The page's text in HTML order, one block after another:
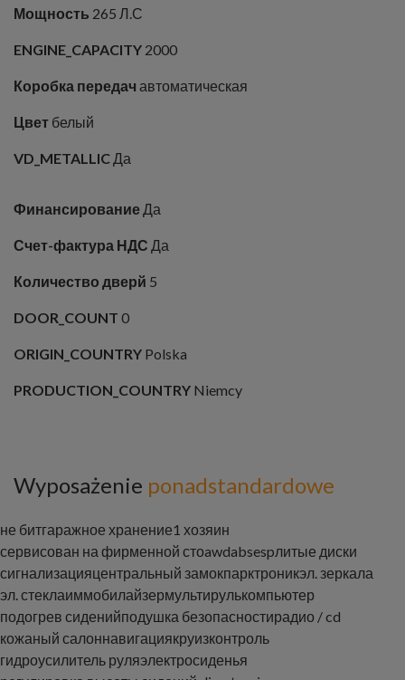
Мощность 265 Л.С
ENGINE_CAPACITY 2000
Коробка передач автоматическая
Цвет белый
VD_METALLIC Да
Финансирование Да
Счет-фактура НДС Да
Количество дверй 5
DOOR_COUNT 0
ORIGIN_COUNTRY Polska
PRODUCTION_COUNTRY Niemcy
Wyposażenie ponadstandardowe
не битгаражное хранение1 хозяин
сервисован на фирменной стоawdabsespлитые диски
сигнализацияцентральный замокпарктроникэл. зеркала
эл. стеклаиммобилайзермультирулькомпьютер
подогрев сиденийподушка безопасностирадио / cd
кожаный салоннавигациякруизконтроль
гидроусилитель руляэлектросиденья